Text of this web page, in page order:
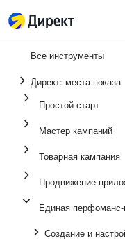
Все инструменты
Директ: места показа
Простой старт
Мастер кампаний
Товарная кампания
Продвижение
Единая
Создание и